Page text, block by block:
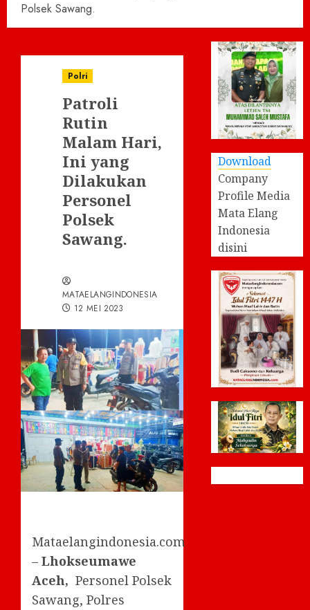
Polsek Sawang.
Polri
Patroli
Rutin
Malam Hari,
Ini yang
Dilakukan
Personel
Polsek
Sawang.
MATAELANGINDONESIA
12 MEI 2023
Mataelangindonesia.com
– Lhokseumawe
Aceh, Personel Polsek
Sawang, Polres
Download
Company
Profile Media
Mata Elang
Indonesia
disini